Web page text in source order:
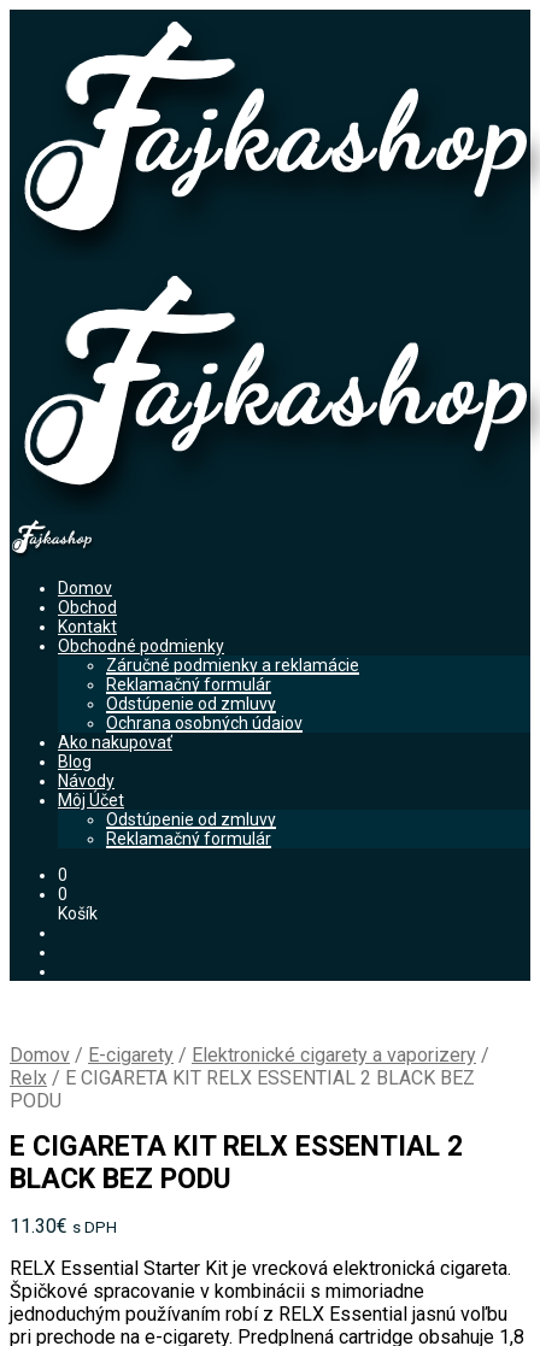
Domov
Obchod
Kontakt
Obchodné podmienky
Záručné podmienky a reklamácie
Reklamačný formulár
Odstúpenie od zmluvy
Ochrana osobných údajov
Ako nakupovať
Blog
Návody
Môj Účet
Odstúpenie od zmluvy
Reklamačný formulár
0
0
Košík
Domov / E-cigarety / Elektronické cigarety a vaporizery /
Relx / E CIGARETA KIT RELX ESSENTIAL 2 BLACK BEZ
PODU
E CIGARETA KIT RELX ESSENTIAL 2
BLACK BEZ PODU
11.30€ s DPH
RELX Essential Starter Kit je vrecková elektronická cigareta.
Špičkové spracovanie v kombinácii s mimoriadne
jednoduchým používaním robí z RELX Essential jasnú voľbu
pri prechode na e-cigarety. Predplnená cartridge obsahuje 1,8